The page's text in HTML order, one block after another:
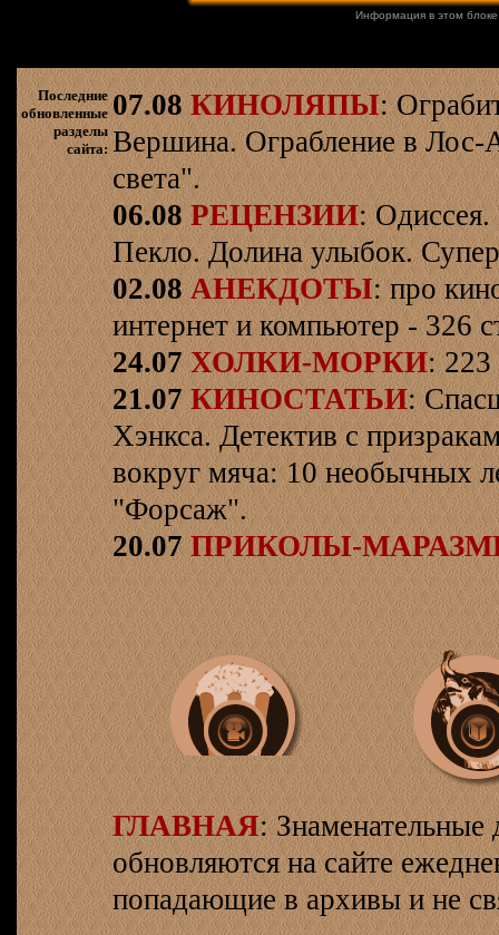
Информация в этом
Последние
обновленные
разделы
сайта:
07.08 КИНОЛЯПЫ:
Вершина. Ограбление в Лос-
света".
06.08 РЕЦЕНЗИИ:
Пекло. Долина улыбок.
02.08 АНЕКДОТЫ: про
интернет и компьютер - 326
24.07 ХОЛКИ-МОРКИ: 223
21.07 КИНОСТАТЬИ:
Хэнкса. Детектив с
вокруг мяча: 10 необычных
"Форсаж".
20.07 ПРИКОЛЫ-
ГЛАВНАЯ: Знаменательные
обновляются на сайте
попадающие в архивы и не